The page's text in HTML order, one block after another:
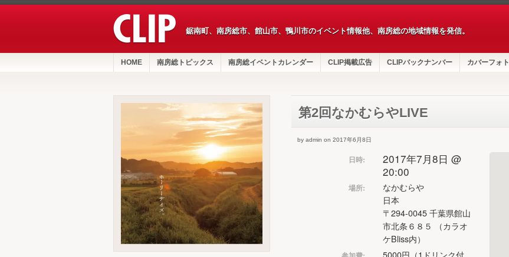
鋸南町、南房総市、館山市、鴨川市のイベント情報他、南房総の地域情報を発信。
HOME 南房総トピックス 南房総イベントカレンダー CLIP掲載広告 CLIPバックナンバー カバーフォト
第2回なかむらやLIVE
by admin on 2017年6月8日
日時:
2017年7月8日 @
20:00
場所:
なかむらや
日本
〒294-0045 千葉県館山
市北条６８５ （カラオ
ケBliss内）
5000円（1ドリンク付